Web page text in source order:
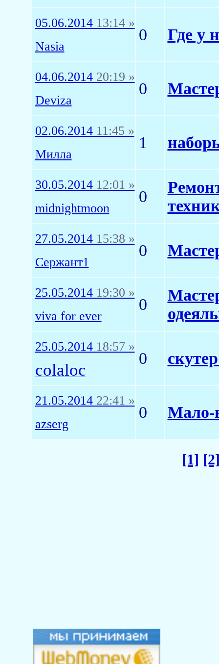
05.06.2014 13:14 »
Nasia
0 Где у
04.06.2014 20:19 »
Deviza
0
02.06.2014 11:45 »
Миллa
1
30.05.2014 12:01 »
midnightmoon
0
27.05.2014 15:38 »
Сержант1
0
25.05.2014 19:30 »
viva for ever
0
25.05.2014 18:57 »
colaloc
0
21.05.2014 22:41 »
azserg
0 Мало-
[1]